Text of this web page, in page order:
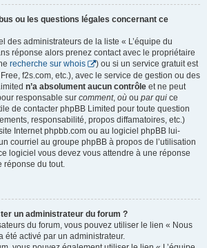
ou les questions légales concernant ce
des administrateurs de la liste « L’équipe du
réponse alors prenez contact avec le propriétaire
recherche sur whois
) ou si un service gratuit est
f2s.com, etc.), avec le service de gestion ou des
n’a absolument aucun contrôle et ne peut
responsable sur comment, où ou par qui ce
de contacter phpBB Limited pour toute question
responsabilité, propos diffamatoires, etc.)
Internet phpbb.com ou au logiciel phpBB lui-
courriel au groupe phpBB à propos de l’utilisation
logiciel vous devez vous attendre à une réponse
réponse du tout.
un administrateur du forum ?
du forum, vous pouvez utiliser le lien « Nous
été activé par un administrateur.